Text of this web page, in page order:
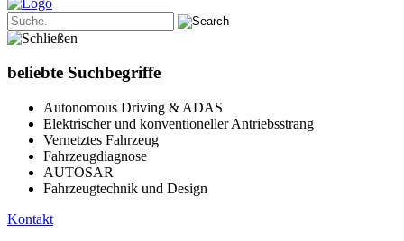
beliebte Suchbegriffe
Autonomous Driving & ADAS
Elektrischer und konventioneller Antriebsstrang
Vernetztes Fahrzeug
Fahrzeugdiagnose
AUTOSAR
Fahrzeugtechnik und Design
Kontakt